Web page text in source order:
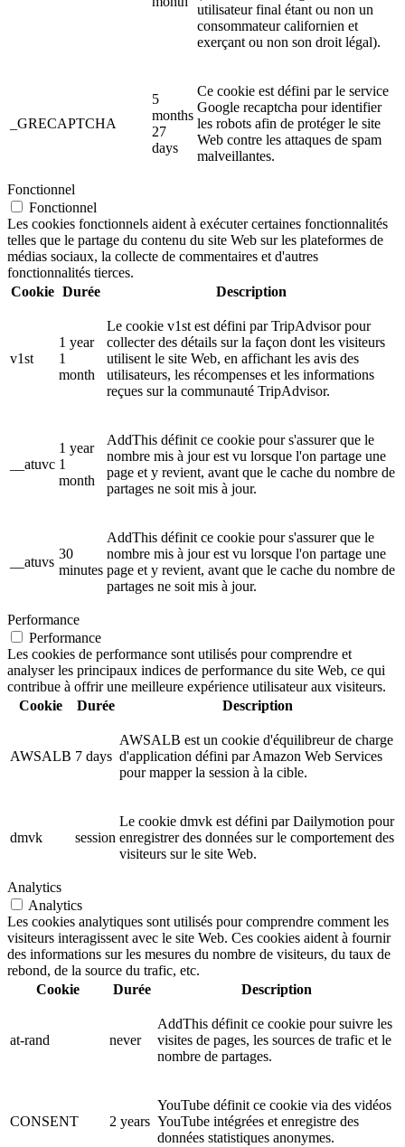
utilisateur final étant ou non un
consommateur californien et
exerçant ou non son droit légal).
_GRECAPTCHA
5
months
27
days
Ce cookie est défini par le service
Google recaptcha pour identifier
les robots afin de protéger le site
Web contre les attaques de spam
malveillantes.
Fonctionnel
Fonctionnel
Les cookies fonctionnels aident à exécuter certaines fonctionnalités
telles que le partage du contenu du site Web sur les plateformes de
médias sociaux, la collecte de commentaires et d'autres
fonctionnalités tierces.
Cookie Durée Description
v1st
1 year
1
month
Le cookie v1st est défini par TripAdvisor pour
collecter des détails sur la façon dont les visiteurs
utilisent le site Web, en affichant les avis des
utilisateurs, les récompenses et les informations
reçues sur la communauté TripAdvisor.
__atuvc
1 year
1
month
AddThis définit ce cookie pour s'assurer que le
nombre mis à jour est vu lorsque l'on partage une
page et y revient, avant que le cache du nombre de
partages ne soit mis à jour.
__atuvs
30
minutes
AddThis définit ce cookie pour s'assurer que le
nombre mis à jour est vu lorsque l'on partage une
page et y revient, avant que le cache du nombre de
partages ne soit mis à jour.
Performance
Performance
Les cookies de performance sont utilisés pour comprendre et
analyser les principaux indices de performance du site Web, ce qui
contribue à offrir une meilleure expérience utilisateur aux visiteurs.
Cookie
Durée Description
AWSALB 7 days
AWSALB est un cookie d'équilibreur de charge
d'application défini par Amazon Web Services
pour mapper la session à la cible.
dmvk session
Le cookie dmvk est défini par Dailymotion pour
enregistrer des données sur le comportement des
visiteurs sur le site Web.
Analytics
Analytics
Les cookies analytiques sont utilisés pour comprendre comment les
visiteurs interagissent avec le site Web. Ces cookies aident à fournir
des informations sur les mesures du nombre de visiteurs, du taux de
rebond, de la source du trafic, etc.
Cookie
Durée Description
at-rand never
AddThis définit ce cookie pour suivre les
visites de pages, les sources de trafic et le
nombre de partages.
CONSENT 2 years
YouTube définit ce cookie via des vidéos
YouTube intégrées et enregistre des
données statistiques anonymes.